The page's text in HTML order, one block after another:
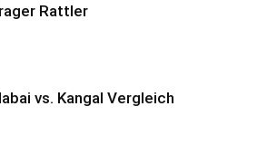
Rattler
vs. Kangal Vergleich